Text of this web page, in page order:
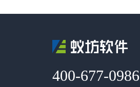
400-677-0986